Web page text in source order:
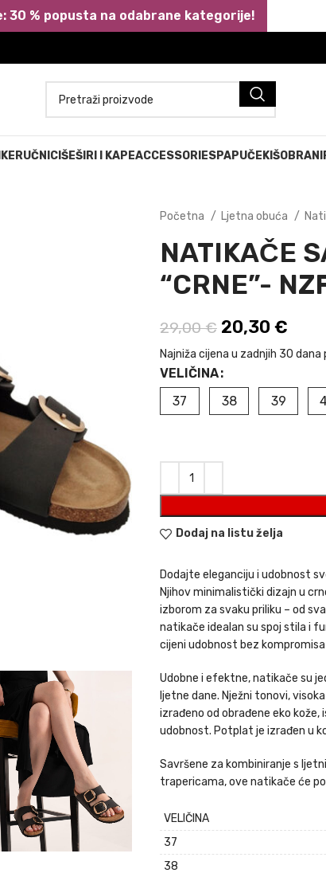
RUČNICI ŠEŠIRI I KAPEACCESSORIESPAPUČE KIŠOBRANI
Početna Ljetna obuća
NATIKAČE
“CRNE”-
29,00€ Izvorna
20,30 €
Najniža cijena u zadnjih 30
VELIČINA
37
38 39
Dodaj na listu želja
Dodajte eleganciju i udobnost
Njihov minimalistički dizajn u
izborom za svaku priliku – od
natikače idealan su spoj stila i
cijeni udobnost bez
Udobne i efektne, natikače su
ljetne dane. Nježni tonovi,
izrađeno od obrađene eko
udobnost. Potplat je izrađen u
Savršene za kombiniranje s
trapericama, ove natikače će
VELIČINA
37
38
30 % popusta na odabrane kategorije!